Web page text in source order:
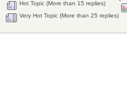
Hot Topic (More than 15 replies)
Very Hot Topic (More than 25 replies)